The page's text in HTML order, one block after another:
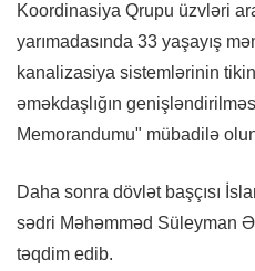
Koordinasiya Qrupu üzvləri
yarımadasında 33 yaşayış
kanalizasiya sistemlərinin
əməkdaşlığın
Memorandumu" mübadilə
Daha sonra dövlət başçısı
sədri Məhəmməd Süleyman
təqdim edib.